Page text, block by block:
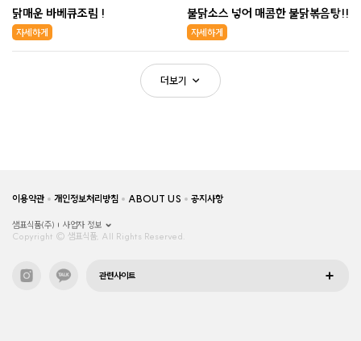
닭매운 바베큐조림 !
자세하게
불닭소스 넣어 매콤한 불닭볶음탕!!
자세하게
더보기
이용약관 개인정보처리방침 ABOUT US 공지사항
샘표식품(주)
사업자 정보
Copyright © 샘표식품, All Rights Reserved.
관련사이트